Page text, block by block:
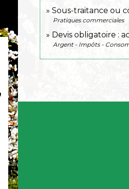
Sous-traitance ou
Pratiques commerciales
Devis obligatoire :
Argent - Impôts -